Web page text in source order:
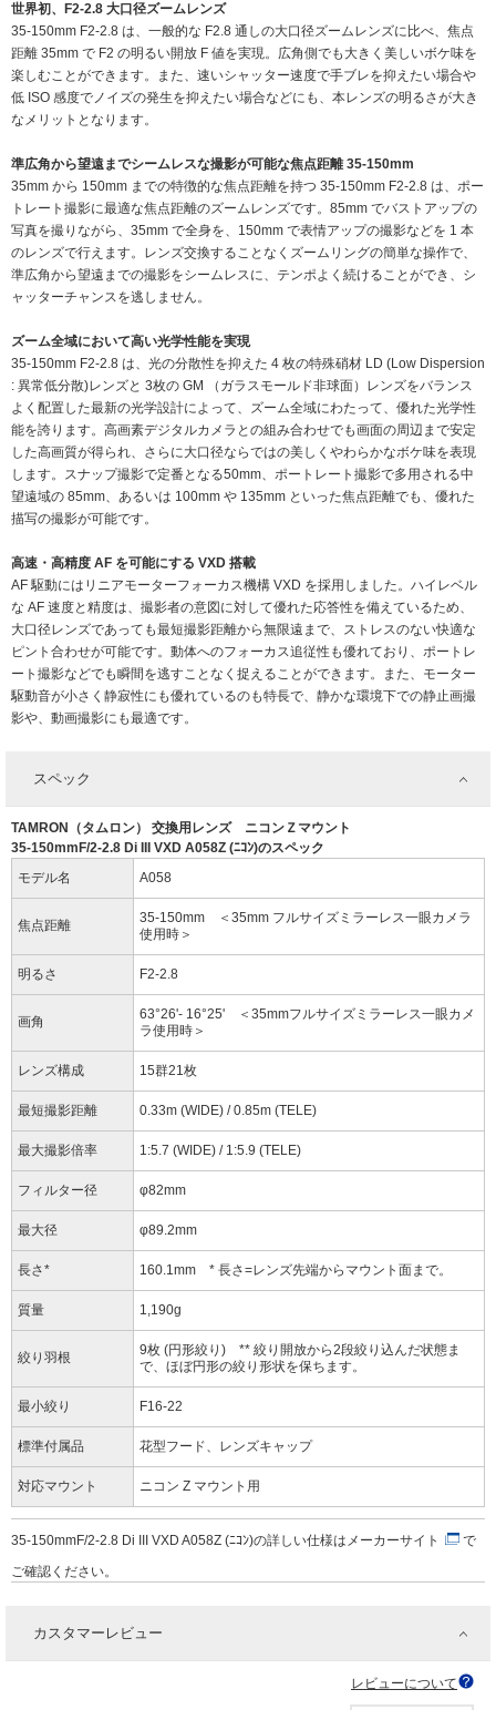
世界初、F2-2.8 大口径ズームレンズ
35-150mm F2-2.8 は、一般的な F2.8 通しの大口径ズームレンズに比べ、焦点
距離 35mm で F2 の明るい開放 F 値を実現。広角側でも大きく美しいボケ味を
楽しむことができます。また、速いシャッター速度で手ブレを抑えたい場合や
低 ISO 感度でノイズの発生を抑えたい場合などにも、本レンズの明るさが大き
なメリットとなります。
準広角から望遠までシームレスな撮影が可能な焦点距離 35-150mm
35mm から 150mm までの特徴的な焦点距離を持つ 35-150mm F2-2.8 は、ポー
トレート撮影に最適な焦点距離のズームレンズです。85mm でバストアップの
写真を撮りながら、35mm で全身を、150mm で表情アップの撮影などを 1 本
のレンズで行えます。レンズ交換することなくズームリングの簡単な操作で、
準広角から望遠までの撮影をシームレスに、テンポよく続けることができ、シ
ャッターチャンスを逃しません。
ズーム全域において高い光学性能を実現
35-150mm F2-2.8 は、光の分散性を抑えた 4 枚の特殊硝材 LD (Low Dispersion
: 異常低分散)レンズと 3枚の GM （ガラスモールド非球面）レンズをバランス
よく配置した最新の光学設計によって、ズーム全域にわたって、優れた光学性
能を誇ります。高画素デジタルカメラとの組み合わせでも画面の周辺まで安定
した高画質が得られ、さらに大口径ならではの美しくやわらかなボケ味を表現
します。スナップ撮影で定番となる50mm、ポートレート撮影で多用される中
望遠域の 85mm、あるいは 100mm や 135mm といった焦点距離でも、優れた
描写の撮影が可能です。
高速・高精度 AF を可能にする VXD 搭載
AF 駆動にはリニアモーターフォーカス機構 VXD を採用しました。ハイレベル
な AF 速度と精度は、撮影者の意図に対して優れた応答性を備えているため、
大口径レンズであっても最短撮影距離から無限遠まで、ストレスのない快適な
ピント合わせが可能です。動体へのフォーカス追従性も優れており、ポートレ
ート撮影などでも瞬間を逃すことなく捉えることができます。また、モーター
駆動音が小さく静寂性にも優れているのも特長で、静かな環境下での静止画撮
影や、動画撮影にも最適です。
スペック
TAMRON（タムロン） 交換用レンズ ニコンＺマウント
35-150mmF/2-2.8 Di III VXD A058Z (ﾆｺﾝ)のスペック
モデル名
A058
焦点距離
35-150mm ＜35mm フルサイズミラーレス一眼カメラ
使用時＞
明るさ F2-2.8
画角
63°26'- 16°25' ＜35mmフルサイズミラーレス一眼カメ
ラ使用時＞
レンズ構成 15群21枚
最短撮影距離 0.33m (WIDE) / 0.85m (TELE)
最大撮影倍率 1:5.7 (WIDE) / 1:5.9 (TELE)
フィルター径 φ82mm
最大径 φ89.2mm
長さ* 160.1mm * 長さ=レンズ先端からマウント面まで。
質量 1,190g
絞り羽根
9枚 (円形絞り) ** 絞り開放から2段絞り込んだ状態ま
で、ほぼ円形の絞り形状を保ちます。
最小絞り F16-22
標準付属品 花型フード、レンズキャップ
対応マウント ニコン Z マウント用
35-150mmF/2-2.8 Di III VXD A058Z (ﾆｺﾝ)の詳しい仕様は メーカーサイト
で
ご確認ください。
カスタマーレビュー
レビューについて